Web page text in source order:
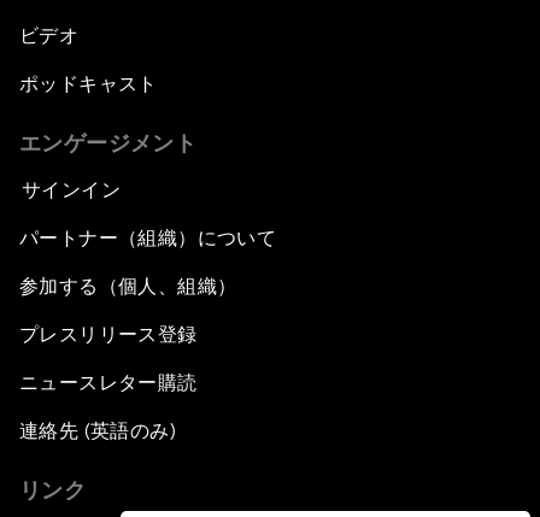
ビデオ
ポッドキャスト
エンゲージメント
サインイン
パートナー（組織）について
参加する（個人、組織）
プレスリリース登録
ニュースレター購読
連絡先 (英語のみ)
リンク